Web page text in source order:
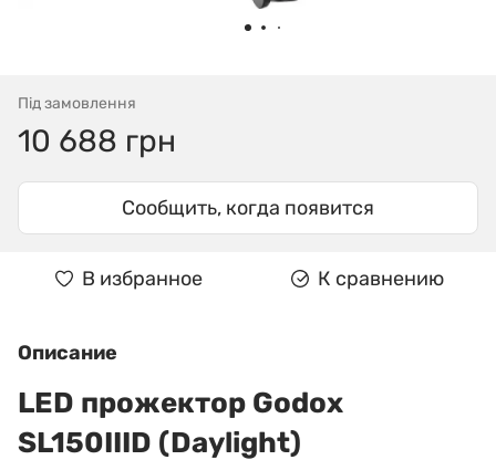
Під замовлення
10 688 грн
Сообщить, когда появится
В избранное К сравнению
Описание
LED прожектор Godox
SL150IIID (Daylight)